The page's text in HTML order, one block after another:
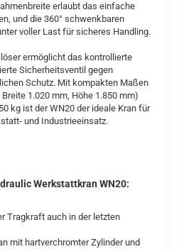
erlaubt das einfache
und die 360° schwenkbaren
voller Last für sicheres Handling.
ermöglicht das kontrollierte
Sicherheitsventil gegen
Schutz. Mit kompakten Maßen
1.020 mm, Höhe 1.850 mm)
kg ist der WN20 der ideale Kran für
und Industrieeinsatz.
Werkstattkran WN20:
Tragkraft auch in der letzten
mit hartverchromter Zylinder und